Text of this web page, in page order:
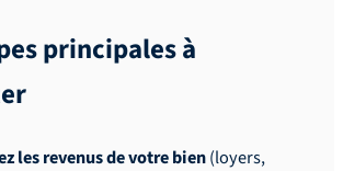
principales à
les revenus de votre bien(loyers,